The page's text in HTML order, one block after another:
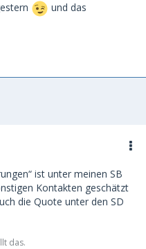
und das
ist unter meinen SB
Kontakten geschätzt
die Quote unter den SD
das.